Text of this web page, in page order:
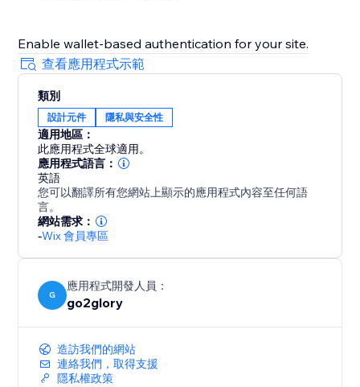
Enable wallet-based authentication for your site.
查看應用程式示範
類別
設計元件 隱私與安全性
適用地區：
此應用程式全球適用。
應用程式語言：
英語
您可以翻譯所有您網站上顯示的應用程式內容至任何語
言。
網站需求：
-Wix 會員專區
G
應用程式開發人員：
go2glory
造訪我們的網站
連絡我們，取得支援
隱私權政策